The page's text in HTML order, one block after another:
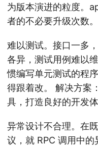
为版本演进的粒度。
者的不必要升级次数。
难以测试。接口一多
各异，测试用例难以
惯编写单元测试的程
得跟着改。 解决方案
具，打造良好的开发体
异常设计不合理。在
议，就 RPC 调用中的